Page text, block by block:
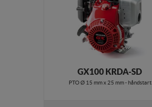
GX100 KRDA-SD
PTO Ø 15 mm x 25 mm - håndstart